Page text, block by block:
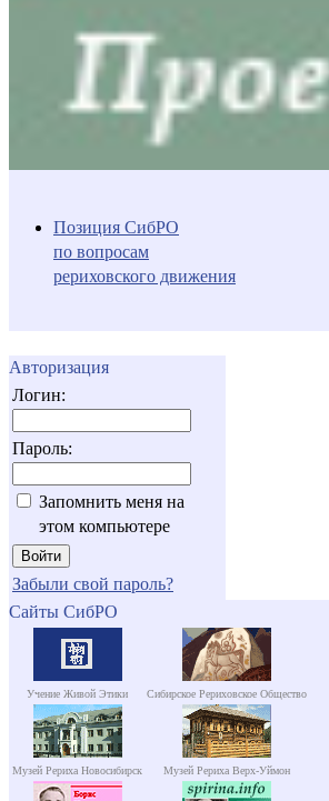
Позиция СибРО
по вопросам
рериховского движения
Авторизация
Логин:
Пароль:
Запомнить меня на
этом компьютере
Забыли свой пароль?
Сайты СибРО
Учение Живой Этики Сибирское Рериховское Общество
Музей Рериха Новосибирск Музей Рериха Верх-Уймон